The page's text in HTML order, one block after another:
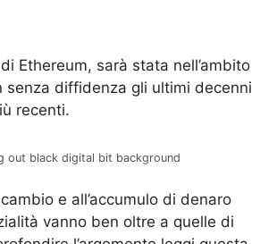
Ethereum, sarà stata nell’ambito
diffidenza gli ultimi decenni
recenti.
out black digital bit background
e all’accumulo di denaro
vanno ben oltre a quelle di